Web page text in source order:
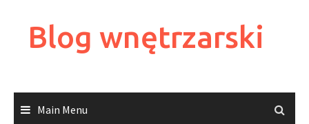
contentBlog wnętrzarski
Main Menu